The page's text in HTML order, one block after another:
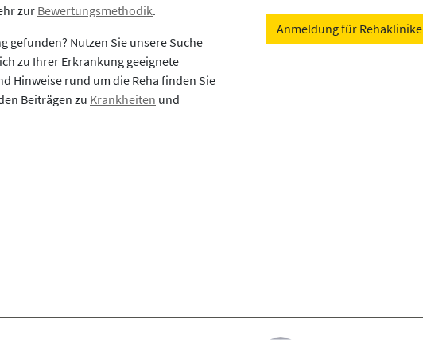
zur Bewertungsmethodik.
gefunden? Nutzen Sie unsere Suche
zu Ihrer Erkrankung geeignete
Hinweise rund um die Reha finden Sie
Beiträgen zu Krankheiten und
Anmeldung für